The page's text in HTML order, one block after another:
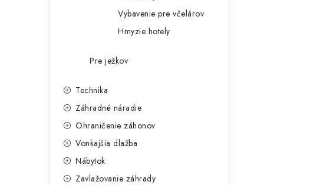
Vybavenie pre včelárov
Hmyzie hotely
Pre ježkov
Technika
Záhradné náradie
Ohraničenie záhonov
Vonkajšia dlažba
Nábytok
Zavlažovanie záhrady